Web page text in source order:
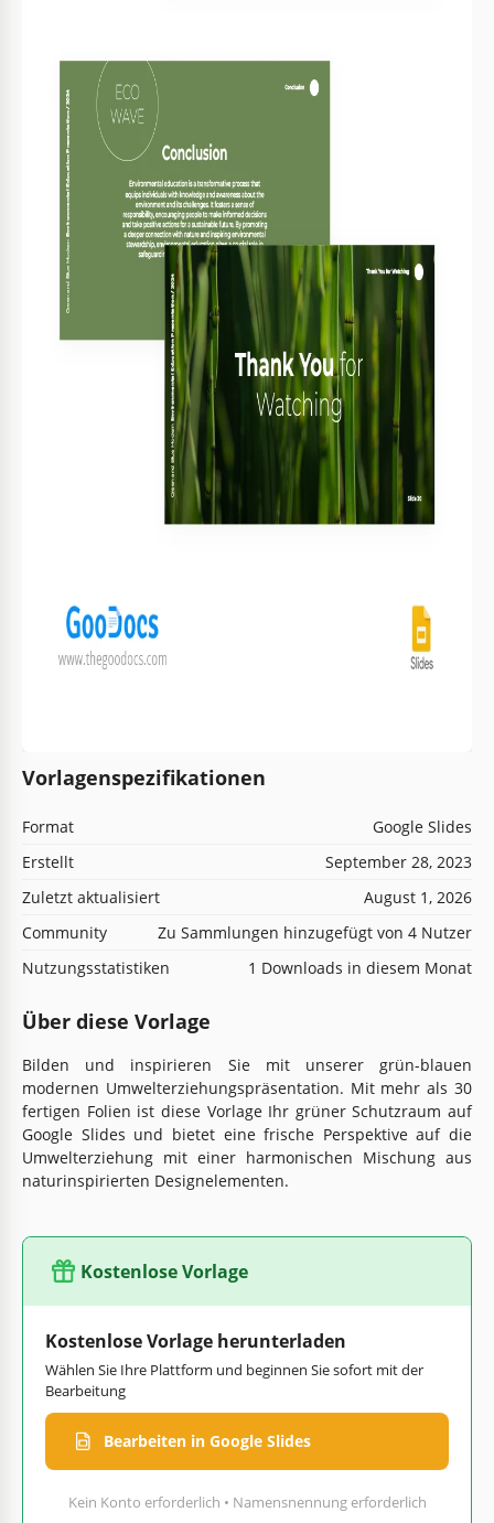
Vorlagenspezifikationen
Format
Google Slides
Erstellt
September 28, 2023
Zuletzt aktualisiert
August 1, 2026
Community
Zu Sammlungen hinzugefügt von 4 Nutzer
Nutzungsstatistiken
1 Downloads in diesem Monat
Über diese Vorlage
Bilden und inspirieren Sie mit unserer grün-blauen
modernen Umwelterziehungspräsentation. Mit mehr als 30
fertigen Folien ist diese Vorlage Ihr grüner Schutzraum auf
Google Slides und bietet eine frische Perspektive auf die
Umwelterziehung mit einer harmonischen Mischung aus
naturinspirierten Designelementen.
Kostenlose Vorlage
Kostenlose Vorlage herunterladen
Wählen Sie Ihre Plattform und beginnen Sie sofort mit der
Bearbeitung
Bearbeiten in Google Slides
Kein Konto erforderlich • Namensnennung erforderlich